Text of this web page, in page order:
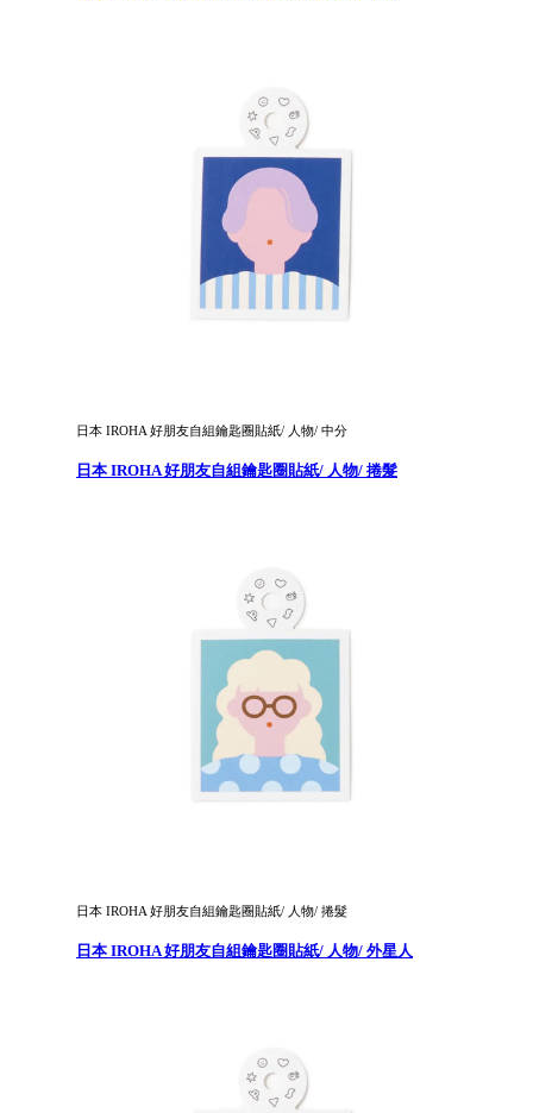
日本 IROHA 好朋友自組鑰匙圈貼紙/ 人物/ 中分
日本 IROHA 好朋友自組鑰匙圈貼紙/ 人物/ 捲髮
日本 IROHA 好朋友自組鑰匙圈貼紙/ 人物/ 捲髮
日本 IROHA 好朋友自組鑰匙圈貼紙/ 人物/ 外星人